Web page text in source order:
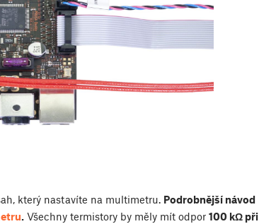
který nastavíte na multimetru. Podrobnější návod
. Všechny termistory by měly mít odpor 100 kΩ při